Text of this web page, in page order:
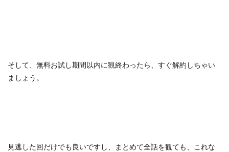
そして、無料お試し期間以内に観終わったら、すぐ解約しちゃい
ましょう。
見逃した回だけでも良いですし、まとめて全話を観ても、これな